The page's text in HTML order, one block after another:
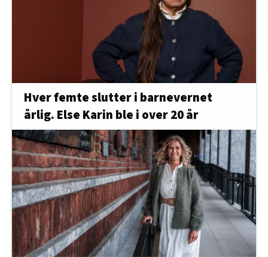
Hver femte slutter i barnevernet
årlig. Else Karin ble i over 20 år